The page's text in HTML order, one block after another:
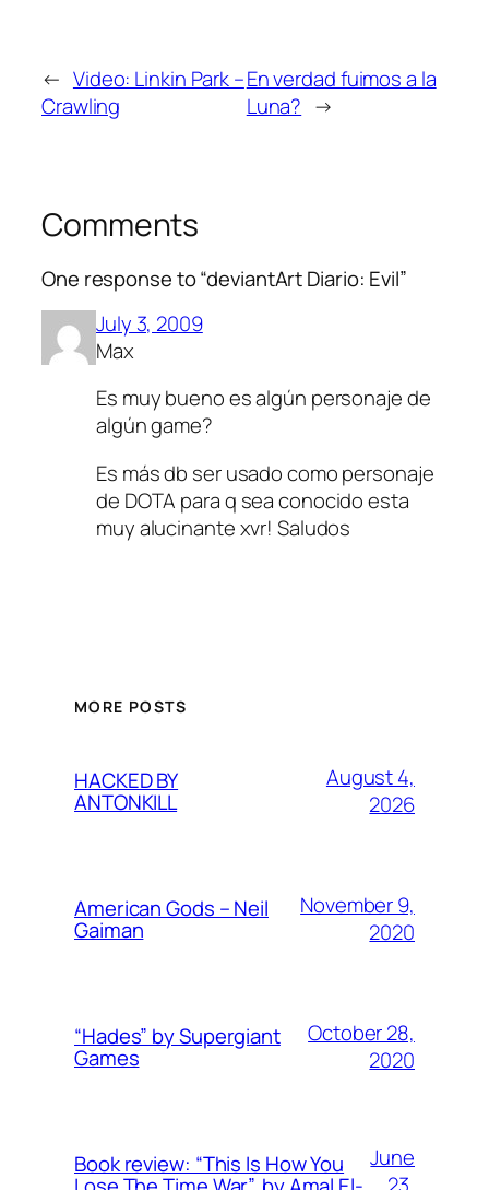
← Video: Linkin Park –
Crawling
En verdad fuimos a la
Luna? →
Comments
One response to “deviantArt Diario: Evil”
July 3, 2009
Max
Es muy bueno es algún personaje de
algún game?
Es más db ser usado como personaje
de DOTA para q sea conocido esta
muy alucinante xvr! Saludos
MORE POSTS
HACKED BY
ANTONKILL
August 4,
2026
American Gods – Neil
Gaiman
November 9,
2020
“Hades” by Supergiant
Games
October 28,
2020
Book review: “This Is How You
June